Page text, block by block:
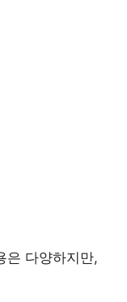
은 다양하지만,